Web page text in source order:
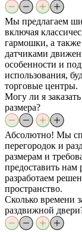
Мы предлагаем
включая
гармошки, а
датчиками
особенности и
использования,
торговые центры.
Могу ли я
размера?
Абсолютно! Мы
перегородок и
размерам и
предоставить
разработаем
пространство.
Сколько времени
раздвижной